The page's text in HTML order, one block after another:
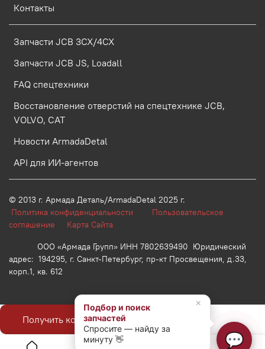
Получить консультацию
Контакты
Запчасти JCB 3CX/4CX
Запчасти JCB JS, Loadall
FAQ спецтехники
Восстановление отверстий на спецтехнике JCB,
VOLVO, CAT
Новости ArmadaDetal
API для ИИ-агентов
© 2013 г. Армада Деталь/ArmadaDetal 2025 г.
Политика конфиденциальности
Пользовательское
соглашение Карта Сайта
ООО «Армада Групп» ИНН 7802639490 Юридический
адрес: 194295, г. Санкт-Петербург, пр-кт Просвещения, д.33,
корп.1, кв. 612
💬
×
Подбор и поиск
запчастей
Спросите — найду за
минуту 👋